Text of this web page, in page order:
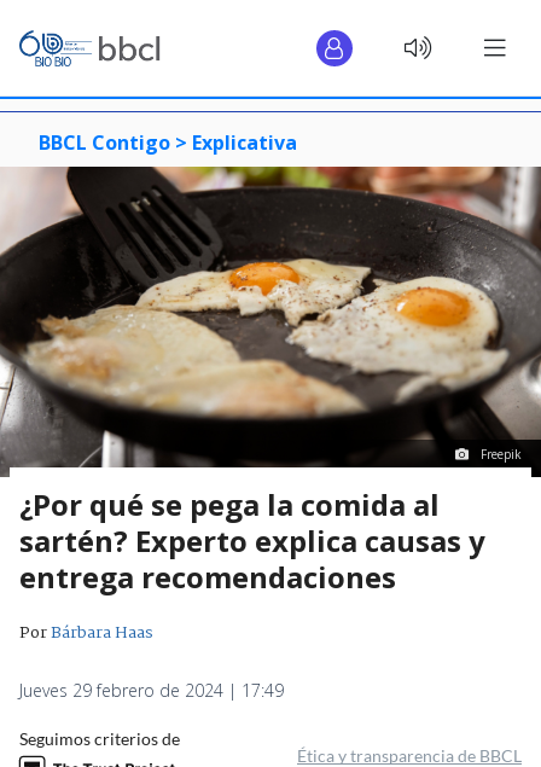
BBCL Contigo > Explicativa
Freepik
¿Por qué se pega la comida al
sartén? Experto explica causas y
entrega recomendaciones
PorBárbara Haas
Jueves 29 febrero de 2024 | 17:49
Seguimos criterios de
Ética y transparencia de BBCL